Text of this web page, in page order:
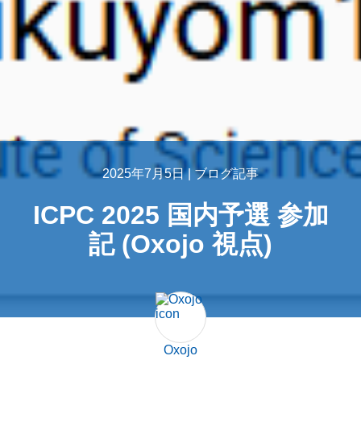
2025年7月5日 |ブログ記事
ICPC 2025 国内予選 参加
記 (Oxojo 視点)
Oxojo